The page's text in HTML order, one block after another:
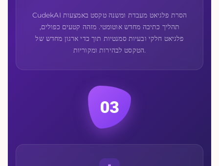
CudekAI הסרת פלגיאט מעבדת ומשנה טקסט באמצעות
תהליך כתיבה מחדש אוטומטי. מזהה קטעים כפולים,
פלגיאט חלקי ובעיות סמנטיות תוך כדי ארגון מחדש של
הטקסט לבהירות ומקוריות.
03